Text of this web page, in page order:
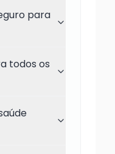
para
todos os